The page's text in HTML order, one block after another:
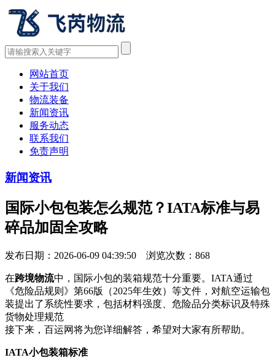
网站首页
关于我们
物流装备
新闻资讯
服务动态
联系我们
免责声明
新闻资讯
国际小包包装怎么规范？IATA标准与易
碎品加固全攻略
发布日期：2026-06-09 04:39:50 浏览次数： 868
在跨境物流中，国际小包的装箱规范十分重要。IATA通过
《危险品规则》第66版（2025年生效）等文件，对航空运输包
装提出了系统性要求，包括材料强度、危险品分类标识及特殊
货物处理规范
接下来，百运网将为您详细解答，希望对大家有所帮助。
IATA小包装箱标准